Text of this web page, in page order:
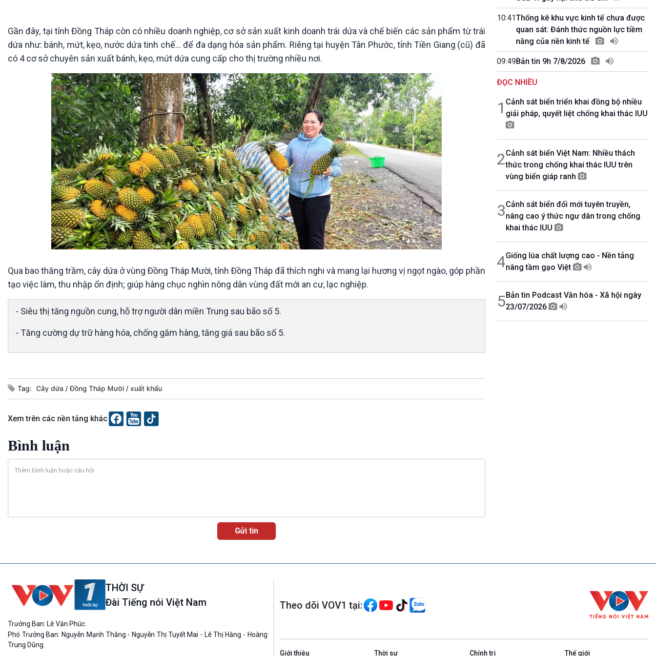
Tài nguyên và Môi trường
Chuyên gia của bạn
Xã hội chuyển động
Bước chân đến trường
khí hậu
E-Magazine
10 phút Sự kiện - Luận bàn
Câu chuyện thời sự
Dòng chảy sự kiện
Đối thoại
Diễn đàn chủ nhật
Chuyện đêm
VOV1 đặc biệt
Thanh âm ký sự
Chân dung cuộc sống
Các chương trình đặc biệt
Gần đây, tại tỉnh Đồng Tháp còn có nhiều doanh nghiệp, cơ sở sản xuất kinh doanh trái dứa và chế biến các sản phẩm từ trái
dứa như: bánh, mứt, kẹo, nước dứa tinh chế… để đa dạng hóa sản phẩm. Riêng tại huyện Tân Phước, tỉnh Tiền Giang (cũ) đã
có 4 cơ sở chuyên sản xuất bánh, kẹo, mứt dứa cung cấp cho thị trường nhiều nơi.
Qua bao thăng trầm, cây dứa ở vùng Đồng Tháp Mười, tỉnh Đồng Tháp đã thích nghi và mang lại hương vị ngọt ngào, góp phần
tạo việc làm, thu nhập ổn định; giúp hàng chục nghìn nông dân vùng đất mới an cư, lạc nghiệp.
- Siêu thị tăng nguồn cung, hỗ trợ người dân miền Trung sau bão số 5.
- Tăng cường dự trữ hàng hóa, chống găm hàng, tăng giá sau bão số 5.
Tag: Cây dứa Đồng Tháp Mười xuất khẩu
Xem trên các nền tảng khác
Bình luận
10:41Thống kê khu vực kinh tế chưa được
quan sát: Đánh thức nguồn lực tiềm
năng của nền kinh tế
09:49Bản tin 9h 7/8/2026
ĐỌC NHIỀU
1 Cảnh sát biển triển khai đồng bộ nhiều
giải pháp, quyết liệt chống khai thác IUU
2Cảnh sát biển Việt Nam: Nhiều thách
thức trong chống khai thác IUU trên
vùng biển giáp ranh
3Cảnh sát biển đổi mới tuyên truyền,
nâng cao ý thức ngư dân trong chống
khai thác IUU
4Giống lúa chất lượng cao - Nền tảng
nâng tầm gạo Việt
5Bản tin Podcast Văn hóa - Xã hội ngày
23/07/2026
THỜI SỰ
Đài Tiếng nói Việt Nam
Trưởng Ban: Lê Văn Phúc.
Phó Trưởng Ban: Nguyễn Mạnh Thắng - Nguyễn Thị Tuyết Mai - Lê Thị Hằng - Hoàng
Trung Dũng.
Theo dõi VOV1 tại:
Giới thiệu Thời sự Chính trị Thế giới